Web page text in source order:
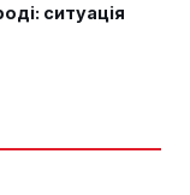
ситуація